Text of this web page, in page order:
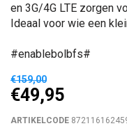
en 3G/4G LTE zorgen
Ideaal voor wie een
#enablebolbfs#
€159,00
€49,95
ARTIKELCODE